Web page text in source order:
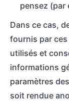
pensez (par
Dans ce cas,
fournis par
utilisés et
informations
paramètres
soit rendue